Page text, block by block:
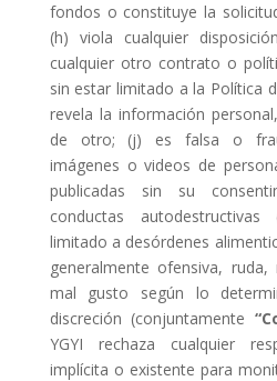
fondos o constituye la
(h) viola cualquier
cualquier otro contrato o
sin estar limitado a la Política
revela la información
de otro; (j) es falsa o
imágenes o videos de
publicadas sin su
conductas
limitado a desórdenes
generalmente ofensiva,
mal gusto según lo
discreción (conjuntamente
YGYI rechaza cualquier
implícita o existente para